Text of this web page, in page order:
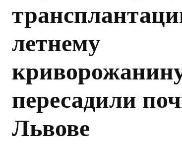
летнему
пересадили
Львове